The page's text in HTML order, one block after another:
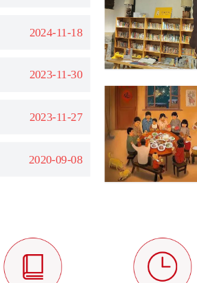
2024-11-18
2023-11-30
2023-11-27
2020-09-08